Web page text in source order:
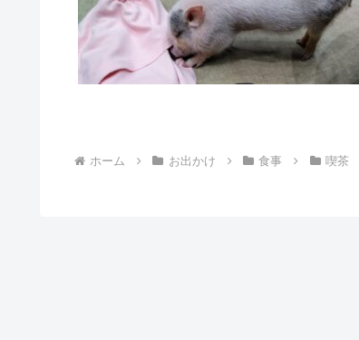
ホーム お出かけ 食事 喫茶